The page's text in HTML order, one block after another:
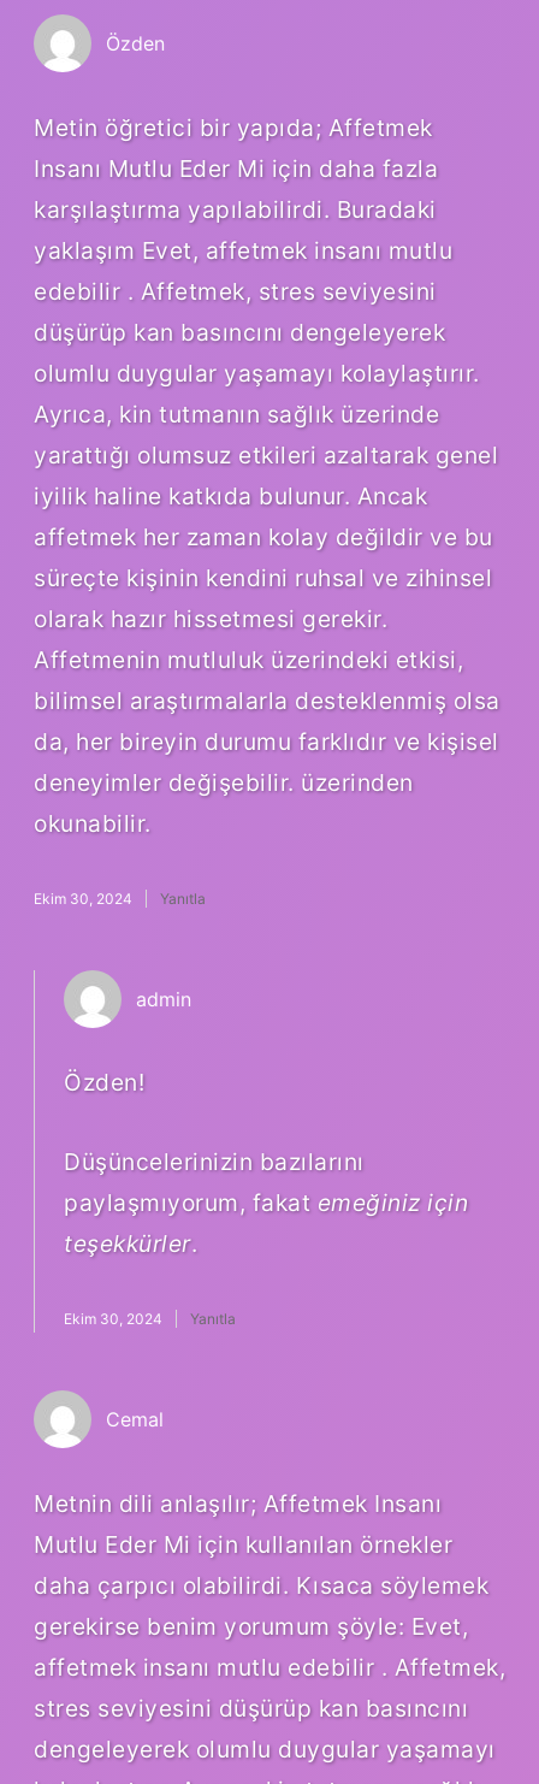
Özden
Metin öğretici bir yapıda; Affetmek
Insanı Mutlu Eder Mi için daha fazla
karşılaştırma yapılabilirdi. Buradaki
yaklaşım Evet, affetmek insanı mutlu
edebilir . Affetmek, stres seviyesini
düşürüp kan basıncını dengeleyerek
olumlu duygular yaşamayı kolaylaştırır.
Ayrıca, kin tutmanın sağlık üzerinde
yarattığı olumsuz etkileri azaltarak genel
iyilik haline katkıda bulunur. Ancak
affetmek her zaman kolay değildir ve bu
süreçte kişinin kendini ruhsal ve zihinsel
olarak hazır hissetmesi gerekir.
Affetmenin mutluluk üzerindeki etkisi,
bilimsel araştırmalarla desteklenmiş olsa
da, her bireyin durumu farklıdır ve kişisel
deneyimler değişebilir. üzerinden
okunabilir.
Ekim 30, 2024 Yanıtla
admin
Özden!
Düşüncelerinizin bazılarını
paylaşmıyorum, fakat emeğiniz için
teşekkürler.
Ekim 30, 2024 Yanıtla
Cemal
Metnin dili anlaşılır; Affetmek Insanı
Mutlu Eder Mi için kullanılan örnekler
daha çarpıcı olabilirdi. Kısaca söylemek
gerekirse benim yorumum şöyle: Evet,
affetmek insanı mutlu edebilir . Affetmek,
stres seviyesini düşürüp kan basıncını
dengeleyerek olumlu duygular yaşamayı